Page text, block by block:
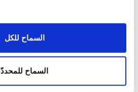
السماح للكل
السماح للمحددّ